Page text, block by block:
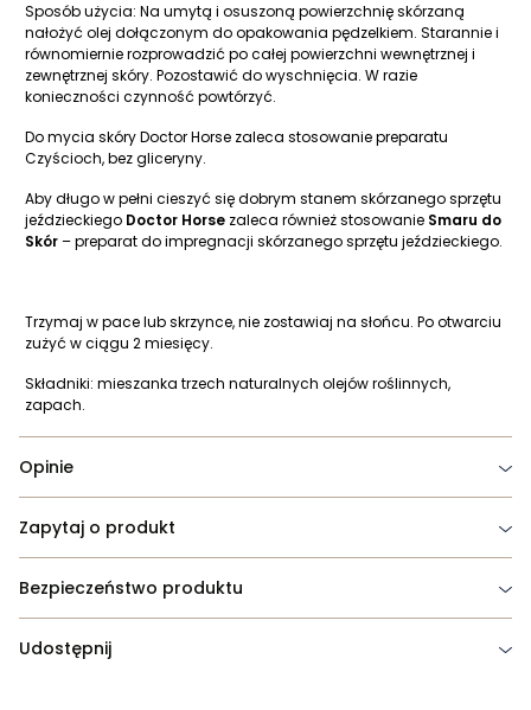
Sposób użycia: Na umytą i osuszoną powierzchnię skórzaną
nałożyć olej dołączonym do opakowania pędzelkiem. Starannie i
równomiernie rozprowadzić po całej powierzchni wewnętrznej i
zewnętrznej skóry. Pozostawić do wyschnięcia. W razie
konieczności czynność powtórzyć.
Do mycia skóry Doctor Horse zaleca stosowanie preparatu
Czyścioch, bez gliceryny.
Aby długo w pełni cieszyć się dobrym stanem skórzanego sprzętu
jeździeckiego Doctor Horse zaleca również stosowanie Smaru do
Skór– preparat do impregnacji skórzanego sprzętu jeździeckiego.
Trzymaj w pace lub skrzynce, nie zostawiaj na słońcu. Po otwarciu
zużyć w ciągu 2 miesięcy.
Składniki: mieszanka trzech naturalnych olejów roślinnych,
zapach.
Opinie
Zapytaj o produkt
Bezpieczeństwo produktu
Udostępnij